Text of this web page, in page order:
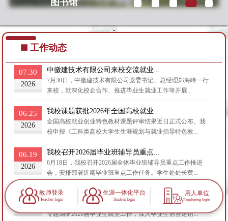
校园秋景
教师登录
Teacher login
生涯一体化平台
Student login
用人单位
Employing login
工作动态
07.30
2026
中徽建技术有限公司来校交流就业...
7月30日，中徽建技术有限公司党委书记、总经理郑海峰一行
来校，就深化校企合作、推进毕业生就业工作等开展...
06.25
2026
我校课题获批2026年全国高校就业...
全国高校就业创业特色教材课题评审结果近日正式公布。我
校申报《工科类高校大学生生涯规划与就业指导特色教...
06.19
2026
我校召开2026届毕业班辅导员重点...
6月18日，我校召开2026届全体毕业班辅导员重点工作推进
会，安排部署近期毕业班重点工作任务。学生处处长黄...
06.12 黄友锐专题调研指导2026届毕业生...
6月9日，校党委副书记、校长黄友锐赴国际工程师学院校区
专题调研2026届毕业生就业工作，深入毕业生宿舍走访...